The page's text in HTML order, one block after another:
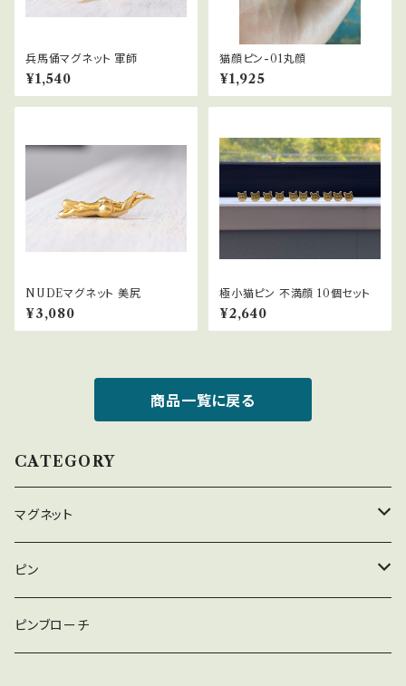
兵馬俑マグネット 軍師
¥1,540
猫顔ピン-01丸顔
¥1,925
NUDEマグネット 美尻
¥3,080
極小猫ピン 不満顔 10個セット
¥2,640
商品一覧に戻る
CATEGORY
マグネット
Chat
Shell
ピン
Chat
ピンブローチ